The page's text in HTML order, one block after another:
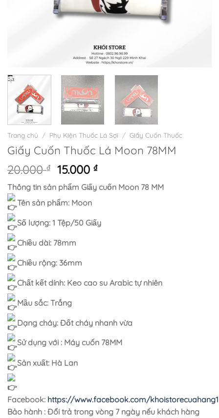
Trang chủ / Phụ Kiện Thuốc Lá Sợi / Giấy Cuốn Thuốc
Giấy Cuốn Thuốc Lá Moon 78MM
20.000₫
Giá
gốc
là:
20.000 ₫.
15.000₫Giá
hiện
tại
Thông tin sản phẩm Giấy cuốn Moon 78 MM
Tên sản phẩm: Moon
Số lượng: 1 Tệp/50 Giấy
Chiều dài: 78mm
Chiều rộng: 36mm
Chất kết dính: Keo cao su Arabic tự nhiên
Mầu sắc: Trắng
Dạng cháy: Đốt cháy nhanh vừa
Sử dụng với : Máy cuốn 78MM
Sản xuất: Hà Lan
Facebook: https://www.facebook.com/khoistorecuahang1
Bảo hành : Đổi trả trong vòng 7 ngày nếu khách hàng